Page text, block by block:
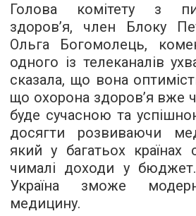
Голова комітету з
здоров’я, член Блоку
Ольга Богомолець,
одного із телеканалів
сказала, що вона
що охорона здоров’я вже
буде сучасною та
досягти розвиваючи
який у багатьох країнах
чималі доходи у
Україна зможе
медицину.